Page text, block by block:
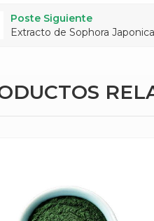
Poste Siguiente
Extracto de Sophora